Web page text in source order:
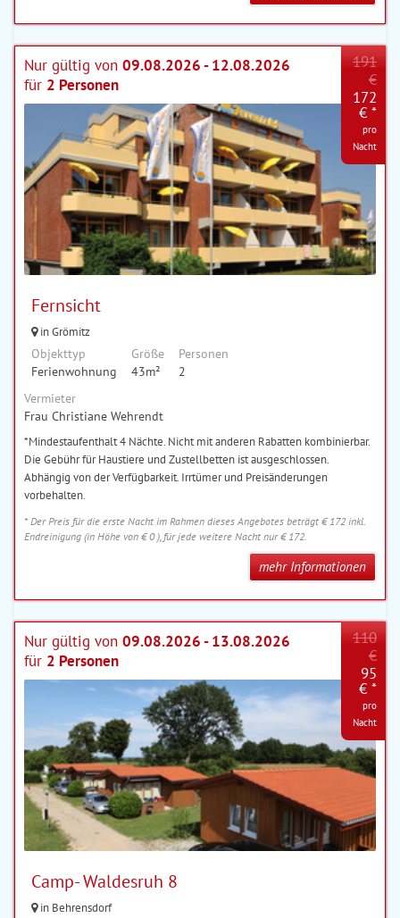
Nur gültig von 09.08.2026 - 12.08.2026
für 2 Personen
Fernsicht
in Grömitz
Objekttyp
Ferienwohnung
Größe
43m²
Personen
2
191
€
172
€ *
pro
Nacht
Vermieter
Frau Christiane Wehrendt
*Mindestaufenthalt 4 Nächte. Nicht mit anderen Rabatten kombinierbar.
Die Gebühr für Haustiere und Zustellbetten ist ausgeschlossen.
Abhängig von der Verfügbarkeit. Irrtümer und Preisänderungen
vorbehalten.
* Der Preis für die erste Nacht im Rahmen dieses Angebotes beträgt € 172 inkl.
Endreinigung (in Höhe von € 0 ), für jede weitere Nacht nur € 172.
mehr Informationen
Nur gültig von 09.08.2026 - 13.08.2026
für 2 Personen
Camp- Waldesruh 8
in Behrensdorf
110
€
95
€ *
pro
Nacht